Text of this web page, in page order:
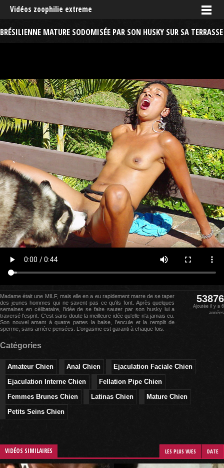
Vidéos zoophilie extreme
BRÉSILIENNE MATURE SODOMISÉE PAR SON HUSKY SUR SA TERRASSE
Madame était une MILF, mais elle en a eu rapidement marre de se taper
des jeunes hommes qui ne savent pas ce qu'ils font. Après quelques
semaines en célibataire, l'idée de se faire sauter par son husky lui a
traversé l'esprit. C'est sans doute la meilleure idée qu'elle n'a jamais eu.
Son nouvel amant à quatre pattes la baise, l'encule et la remplit de
sperme, sans arrière pensées. L'orgasme est garanti à chaque fois.
53876
Ajoutée il y a 6
années
Catégories
Amateur Chien Anal Chien
Ejaculation Faciale Chien
Ejaculation Interne Chien
Fellation Pipe Chien
Femmes Brunes Chien
Latinas Chien
Mature Chien
Petits Seins Chien
VIDÉOS SIMILAIRES LES PLUS VUES DATE